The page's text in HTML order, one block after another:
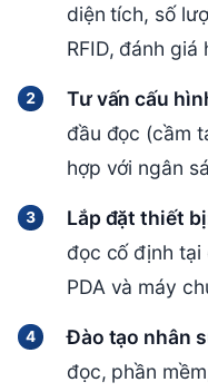
diện tích, số
RFID, đánh giá
Tư vấn cấu
đầu đọc (cầm
hợp với ngân
Lắp đặt thiết
đọc cố định tại
PDA và máy
Đào tạo nhân
đọc, phần